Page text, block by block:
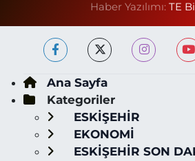
Haber Yazılımı: TE
Ana Sayfa
Kategoriler
ESKİŞEHİR
EKONOMİ
ESKİŞEHİR SON